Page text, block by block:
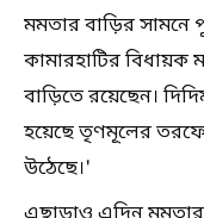
মমতার বাড়ির
কামারহাটির বিধায়ক
বাড়িতে রয়েছেন।
হয়েছে তৃণমূলের
উঠেছে।'